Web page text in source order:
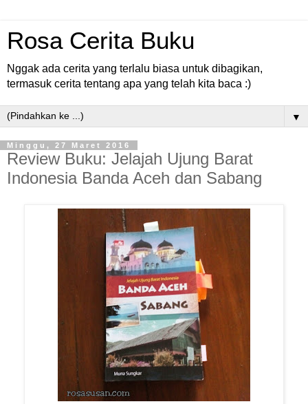
Rosa Cerita Buku
Nggak ada cerita yang terlalu biasa untuk dibagikan,
termasuk cerita tentang apa yang telah kita baca :)
▼
Minggu, 27 Maret 2016
Review Buku: Jelajah Ujung Barat
Indonesia Banda Aceh dan Sabang